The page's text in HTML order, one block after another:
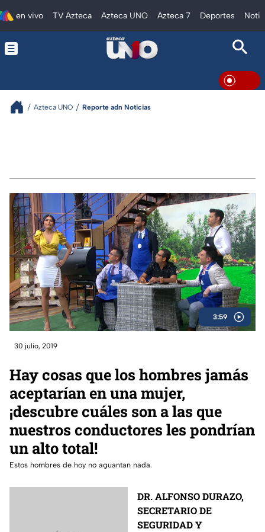
en vivo TV Azteca Azteca UNO Azteca 7 Deportes
Azteca UNO Reporte adn Noticias
3:59
30 julio, 2019
Hay cosas que los hombres jamás
aceptarían en una mujer,
¡descubre cuáles son a las que
nuestros conductores les pondrían
un alto total!
Estos hombres de hoy no aguantan nada.
DR. ALFONSO DURAZO,
SECRETARIO DE
SEGURIDAD Y